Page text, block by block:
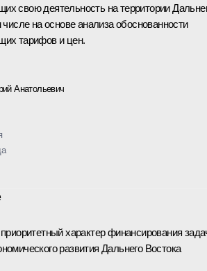
свою деятельность на территории
числе на основе анализа обоснованности
тарифов и цен.
Анатольевич
характер финансирования
развития Дальнего Востока